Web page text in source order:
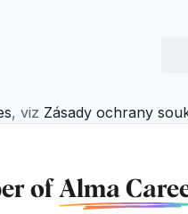
, viz Zásady ochrany
of Alma